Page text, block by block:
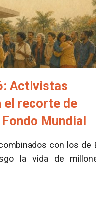
Activistas
el recorte de
Mundial
con los de
la vida de